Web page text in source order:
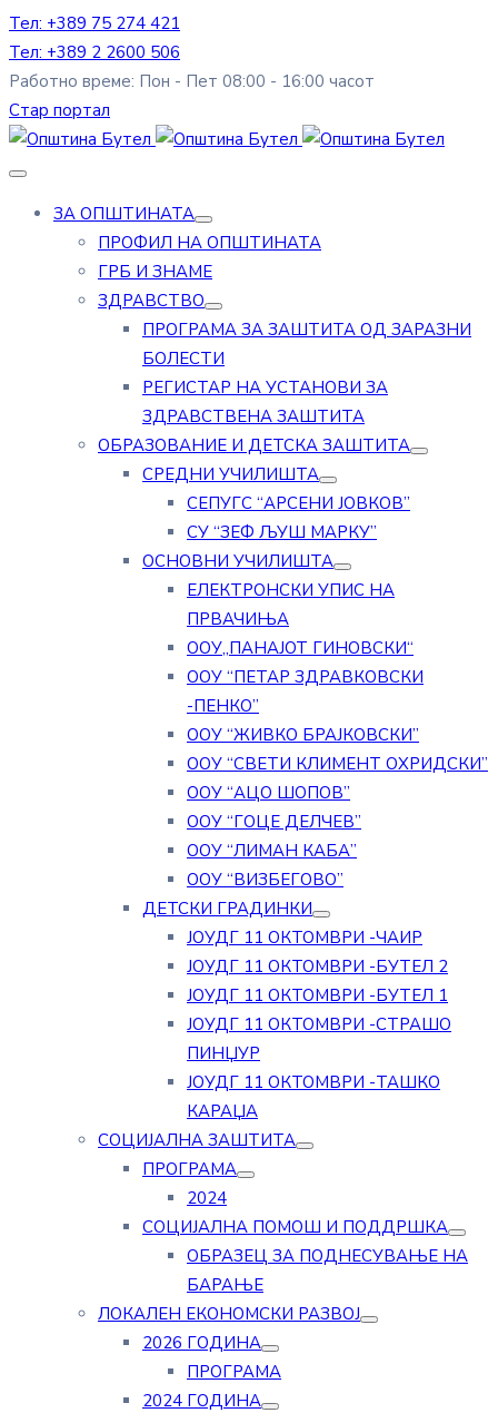
Тел: +389 75 274 421
Тел: +389 2 2600 506
Работно време: Пон - Пет 08:00 - 16:00 часот
Стар портал
ЗА ОПШТИНАТА
ПРОФИЛ НА ОПШТИНАТА
ГРБ И ЗНАМЕ
ЗДРАВСТВО
ПРОГРАМА ЗА ЗАШТИТА ОД ЗАРАЗНИ
БОЛЕСТИ
РЕГИСТАР НА УСТАНОВИ ЗА
ЗДРАВСТВЕНА ЗАШТИТА
ОБРАЗОВАНИЕ И ДЕТСКА ЗАШТИТА
СРЕДНИ УЧИЛИШТА
СЕПУГС “АРСЕНИ ЈОВКОВ”
СУ “ЗЕФ ЉУШ МАРКУ”
ОСНОВНИ УЧИЛИШТА
ЕЛЕКТРОНСКИ УПИС НА
ПРВАЧИЊА
ООУ„ПАНАЈОТ ГИНОВСКИ“
ООУ “ПЕТАР ЗДРАВКОВСКИ
-ПЕНКО”
ООУ “ЖИВКО БРАЈКОВСКИ”
ООУ “СВЕТИ КЛИМЕНТ ОХРИДСКИ”
ООУ “АЦО ШОПОВ”
ООУ “ГОЦЕ ДЕЛЧЕВ”
ООУ “ЛИМАН КАБА”
ООУ “ВИЗБЕГОВО”
ДЕТСКИ ГРАДИНКИ
ЈОУДГ 11 ОКТОМВРИ -ЧАИР
ЈОУДГ 11 ОКТОМВРИ -БУТЕЛ 2
ЈОУДГ 11 ОКТОМВРИ -БУТЕЛ 1
ЈОУДГ 11 ОКТОМВРИ -СТРАШО
ПИНЏУР
ЈОУДГ 11 ОКТОМВРИ -ТАШКО
КАРАЏА
СОЦИЈАЛНА ЗАШТИТА
ПРОГРАМА
2024
СОЦИЈАЛНА ПОМОШ И ПОДДРШКА
ОБРАЗЕЦ ЗА ПОДНЕСУВАЊЕ НА
БАРАЊЕ
ЛОКАЛЕН ЕКОНОМСКИ РАЗВОЈ
2026 ГОДИНА
ПРОГРАМА
2024 ГОДИНА